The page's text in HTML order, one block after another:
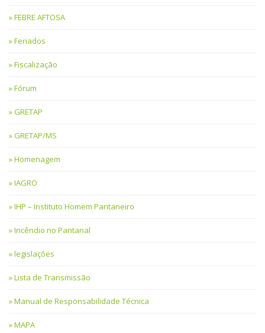
FEBRE AFTOSA
Feriados
Fiscalização
Fórum
GRETAP
GRETAP/MS
Homenagem
IAGRO
IHP – Instituto Homem Pantaneiro
Incêndio no Pantanal
legislações
Lista de Transmissão
Manual de Responsabilidade Técnica
MAPA